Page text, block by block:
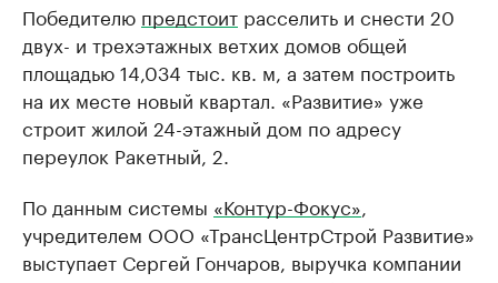
Победителю предстоит расселить и снести 20
двух- и трехэтажных ветхих домов общей
площадью 14,034 тыс. кв. м, а затем построить
на их месте новый квартал. «Развитие» уже
строит жилой 24-этажный дом по адресу
переулок Ракетный, 2.
По данным системы «Контур-Фокус»
учредителем ООО «ТрансЦентрСтрой Развитие»
выступает Сергей Гончаров, выручка компании